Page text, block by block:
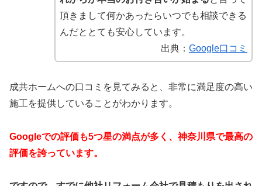
頂きまして何かあったらいつでも相談できる
んだととても安心しています。
出典： Google口コミ
成共ホームへの口コミを見てみると、非常に満足度の高い
施工を提供していることがわかります。
Googleでの評価も5つ星の満点が多く、神奈川県で最高の
評価を誇っています。